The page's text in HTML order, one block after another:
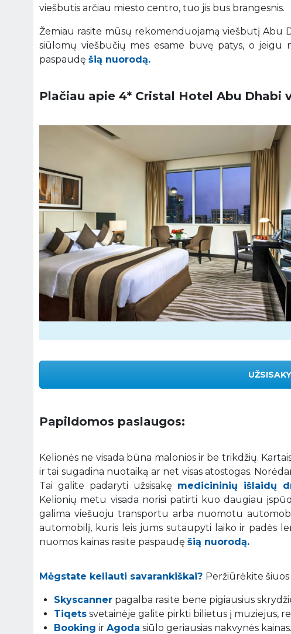
viešbutis arčiau miesto centro, tuo jis bus brangesnis.
Žemiau rasite mūsų rekomenduojamą viešbutį Abu
siūlomų viešbučių mes esame buvę patys, o jeigu
paspaudę šią nuorodą.
Plačiau apie 4* Cristal Hotel Abu Dhabi
Papildomos paslaugos:
Kelionės ne visada būna malonios ir be trikdžių.
ir tai sugadina nuotaiką ar net visas atostogas.
Tai galite padaryti užsisakę medicininių išlaidų
Kelionių metu visada norisi patirti kuo daugiau
galima viešuoju transportu arba nuomotu
automobilį, kuris leis jums sutaupyti laiko ir padės
nuomos kainas rasite paspaudę šią nuorodą.
Mėgstate keliauti savarankiškai? Peržiūrėkite
Skyscanner pagalba rasite bene pigiausius
Tiqets svetainėje galite pirkti bilietus į muziejus,
Booking ir Agoda siūlo geriausias nakvynės kainas.